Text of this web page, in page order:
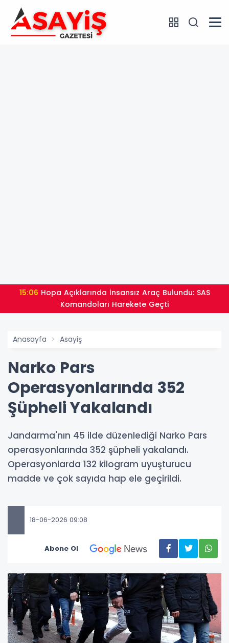
15:06
Komandoları Harekete Geçti
Anasayfa Asayiş
Narko Pars
Operasyonlarında 352
Şüpheli Yakalandı
Jandarma'nın 45 ilde düzenlediği Narko Pars
operasyonlarında 352 şüpheli yakalandı.
Operasyonlarda 132 kilogram uyuşturucu
madde ve çok sayıda hap ele geçirildi.
18-06-2026 09:08
Abone Ol